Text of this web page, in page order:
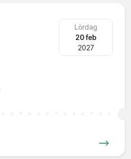
Lördag
20 feb
2027